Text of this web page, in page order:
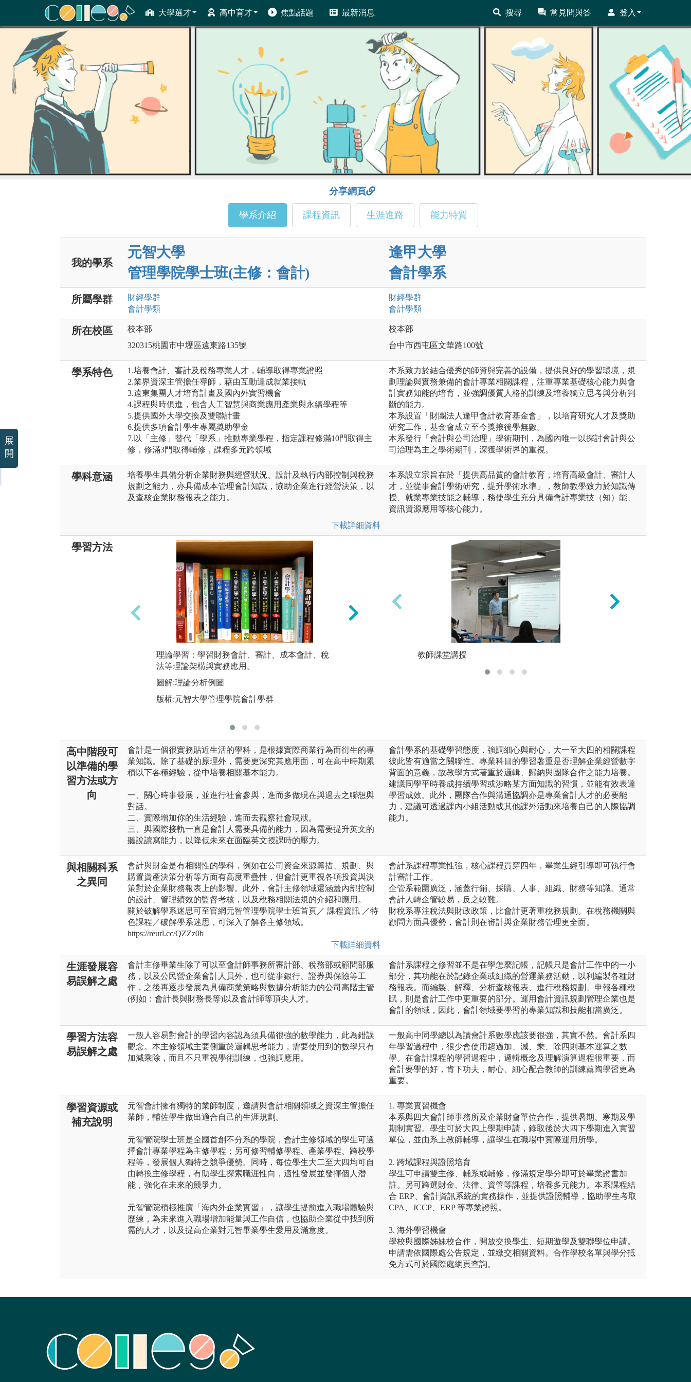
大學選才 高中育才 焦點話題 最新消息 搜尋 常見問與答 登入
ColleGo! 大學選才與高中育才輔助系統
分享網頁
學系介紹 課程資訊 生涯進路 能力特質
我的學系
元智大學
管理學院學士班(主修：會計)
逢甲大學
會計學系
所屬學群 財經學群
會計學類
財經學群
會計學類
所在校區
校本部
320315桃園市中壢區遠東路135號
校本部
台中市西屯區文華路100號
學系特色
1.培養會計、審計及稅務專業人才，輔導取得專業證照
2.業界資深主管擔任導師，藉由互動達成就業接軌
3.遠東集團人才培育計畫及國內外實習機會
4.課程與時俱進，包含人工智慧與商業應用產業與永續學程等
5.提供國外大學交換及雙聯計畫
6.提供多項會計學生專屬奬助學金
7.以「主修」替代「學系」推動專業學程，指定課程修滿10門取得主
修，修滿3門取得輔修，課程多元跨領域
本系致力於結合優秀的師資與完善的設備，提供良好的學習環境，規
劃理論與實務兼備的會計專業相關課程，注重專業基礎核心能力與會
計實務知能的培育，並強調優質人格的訓練及培養獨立思考與分析判
斷的能力。
本系設置「財團法人逢甲會計教育基金會」，以培育研究人才及獎助
研究工作，基金會成立至今獎掖後學無數。
本系發行「會計與公司治理」學術期刊，為國內唯一以探討會計與公
司治理為主之學術期刊，深獲學術界的重視。
學科意涵
培養學生具備分析企業財務與經營狀況、設計及執行內部控制與稅務
規劃之能力，亦具備成本管理會計知識，協助企業進行經營決策，以
及查核企業財務報表之能力。
下載詳細資料
本系設立宗旨在於「提供高品質的會計教育，培育高級會計、審計人
才，並從事會計學術研究，提升學術水準」，教師教學致力於知識傳
授、就業專業技能之輔導，務使學生充分具備會計專業技（知）能、
資訊資源應用等核心能力。
學習方法
理論學習：學習財務會計、審計、成本會計、稅
法等理論架構與實務應用。
圖解:理論分析例圖
版權:元智大學管理學院會計學群
案例分析：以理論為基礎，引進相關個案進行探
量與分析、管理決策制訂等。
教師課堂講授
高中階段可
以準備的學
習方法或方
向
會計是一個很實務貼近生活的學科，是根據實際商業行為而衍生的專
業知識。除了基礎的原理外，需要更深究其應用面，可在高中時期累
積以下各種經驗，從中培養相關基本能力。
一、關心時事發展，並進行社會參與，進而多做現在與過去之聯想與
對話。
二、實際增加你的生活經驗，進而去觀察社會現狀。
三、與國際接軌一直是會計人需要具備的能力，因為需要提升英文的
聽說讀寫能力，以降低未來在面臨英文授課時的壓力。
會計學系的基礎學習態度，強調細心與耐心，大一至大四的相關課程
彼此皆有適當之關聯性。專業科目的學習著重是否理解企業經營數字
背面的意義，故教學方式著重於邏輯、歸納與團隊合作之能力培養。
建議同學平時養成持續學習或涉略某方面知識的習慣，並能有效表達
學習成效。此外，團隊合作與溝通協調亦是專業會計人才的必要能
力，建議可透過課內小組活動或其他課外活動來培養自己的人際協調
能力。
與相關科系
之異同
會計與財金是有相關性的學科，例如在公司資金來源籌措、規劃、與
購置資產決策分析等方面有高度重疊性，但會計更重視各項投資與決
策對於企業財務報表上的影響。此外，會計主修領域還涵蓋內部控制
的設計、管理績效的監督考核，以及稅務相關法規的介紹和應用。
關於破解學系迷思可至官網元智管理學院學士班首頁／ 課程資訊 ／特
色課程／破解學系迷思，可深入了解各主修領域。
https://reurl.cc/QZZz0b
下載詳細資料
會計系課程專業性強，核心課程貫穿四年，畢業生經引導即可執行會
計審計工作。
企管系範圍廣泛，涵蓋行銷、採購、人事、組織、財務等知識。通常
會計人轉企管較易，反之較難。
財稅系專注稅法與財政政策，比會計更著重稅務規劃。在稅務機關與
顧問方面具優勢，會計則在審計與企業財務管理更全面。
生涯發展容
易誤解之處
會計主修畢業生除了可以至會計師事務所審計部、稅務部或顧問部服
務，以及公民營企業會計人員外，也可從事銀行、證券與保險等工
作，之後再逐步發展為具備商業策略與數據分析能力的公司高階主管
(例如：會計長與財務長等)以及會計師等頂尖人才。
會計系課程之修習並不是在學怎麼記帳，記帳只是會計工作中的一小
部分，其功能在於記錄企業或組織的營運業務活動，以利編製各種財
務報表。而編製、解釋、分析查核報表、進行稅務規劃、申報各種稅
賦，則是會計工作中更重要的部分。運用會計資訊規劃管理企業也是
會計的領域，因此，會計領域要學習的專業知識和技能相當廣泛。
學習方法容
易誤解之處
一般人容易對會計的學習內容認為須具備很強的數學能力，此為錯誤
觀念。本主修領域主要側重於邏輯思考能力，需要使用到的數學只有
加減乘除，而且不只重視學術訓練，也強調應用。
一般高中同學總以為讀會計系數學應該要很強，其實不然。會計系四
年學習過程中，很少會使用超過加、減、乘、除四則基本運算之數
學。在會計課程的學習過程中，邏輯概念及理解演算過程很重要，而
會計要學的好，肯下功夫，耐心、細心配合教師的訓練薰陶學習更為
重要。
學習資源或
補充說明
元智會計擁有獨特的業師制度，邀請與會計相關領域之資深主管擔任
業師，輔佐學生做出適合自己的生涯規劃。
元智管院學士班是全國首創不分系的學院，會計主修領域的學生可選
擇會計專業學程為主修學程；另可修習輔修學程、產業學程、跨校學
程等，發展個人獨特之競爭優勢。同時，每位學生大二至大四均可自
由轉換主修學程，有助學生探索職涯性向，適性發展並發揮個人潛
能，強化在未來的競爭力。
元智管院積極推廣「海內外企業實習」，讓學生提前進入職場體驗與
歷練，為未來進入職場增加能量與工作自信，也協助企業從中找到所
需的人才，以及提高企業對元智畢業學生愛用及滿意度。
1. 專業實習機會
本系與四大會計師事務所及企業財會單位合作，提供暑期、寒期及學
期制實習。學生可於大四上學期申請，錄取後於大四下學期進入實習
單位，並由系上教師輔導，讓學生在職場中實際運用所學。
2. 跨域課程與證照培育
學生可申請雙主修、輔系或輔修，修滿規定學分即可於畢業證書加
註。另可跨選財金、法律、資管等課程，培養多元能力。本系課程結
合 ERP、會計資訊系統的實務操作，並提供證照輔導，協助學生考取
CPA、JCCP、ERP 等專業證照。
3. 海外學習機會
學校與國際姊妹校合作，開放交換學生、短期遊學及雙聯學位申請。
申請需依國際處公告規定，並繳交相關資料。合作學校名單與學分抵
免方式可於國際處網頁查詢。
展
開